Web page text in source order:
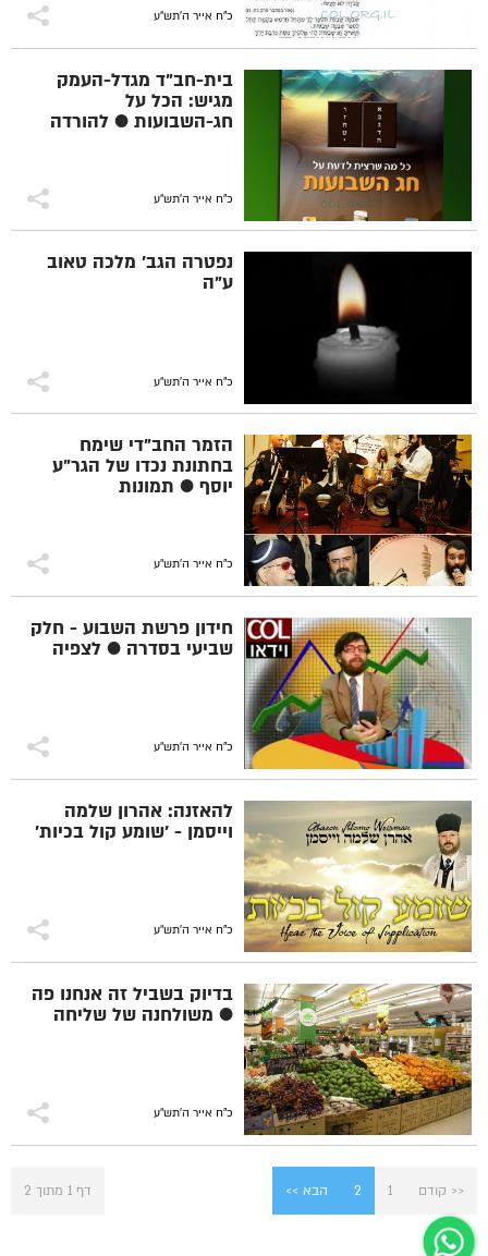
כ"ח אייר ה׳תש״ע
בית-חב"ד מגדל-העמק
מגיש: הכל על
חג-השבועות ● להורדה
כ"ח אייר ה׳תש״ע
נפטרה הגב' מלכה טאוב
ע"ה
כ"ח אייר ה׳תש״ע
הזמר החב"די שימח
בחתונת נכדו של הגר"ע
יוסף ● תמונות
כ"ח אייר ה׳תש״ע
חידון פרשת השבוע - חלק
שביעי בסדרה ● לצפיה
כ"ח אייר ה׳תש״ע
להאזנה: אהרון שלמה
וייסמן - 'שומע קול בכיות'
כ"ח אייר ה׳תש״ע
בדיוק בשביל זה אנחנו פה
● משולחנה של שליחה
כ"ח אייר ה׳תש״ע
דף 1 מתוך 2 << קודם 1
2 הבא >>